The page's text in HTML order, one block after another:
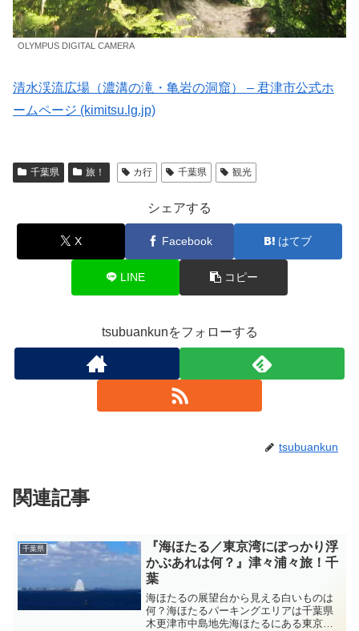
OLYMPUS DIGITAL CAMERA
清水渓流広場（濃溝の滝・亀岩の洞窟） – 君津市公式ホ
ームページ (kimitsu.lg.jp)
千葉県 旅！ カ行 千葉県 観光
シェアする
X Facebook はてブ
LINE コピー
tsubuankunをフォローする
tsubuankun
関連記事
千葉県
『海ほたる／東京湾にぽっかり浮
かぶあれは何？』津々浦々旅！千
葉
海ほたるの展望台から見える白いものは
何？海ほたるパーキングエリアは千葉県
木更津市中島地先海ほたるにある東京湾